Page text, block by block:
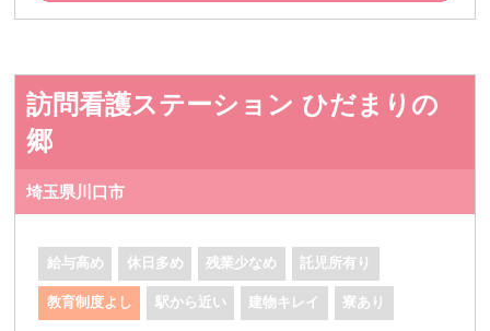
訪問看護ステーション ひだまりの
郷
埼玉県川口市
給与高め 休日多め 残業少なめ 託児所有り
教育制度よし 駅から近い 建物キレイ 寮あり